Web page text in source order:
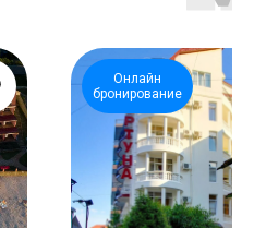
Онлайн
бронирование